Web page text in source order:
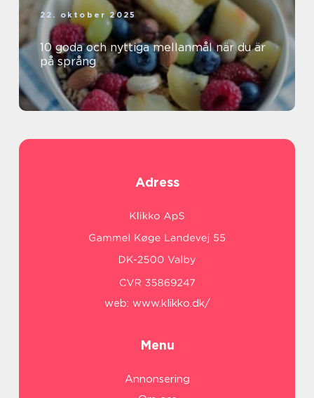
22. oktober 2025
10 goda och nyttiga mellanmål när du är
på språng
Adress
web: www.klikko.dk/
Menu
Annonsering